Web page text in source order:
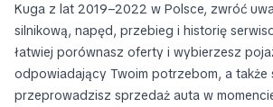
Kuga z lat 2019–2022 w Polsce, zwróć
silnikową, napęd, przebieg i historię
łatwiej porównasz oferty i wybierzesz
odpowiadający Twoim potrzebom, a także
przeprowadzisz sprzedaż auta w